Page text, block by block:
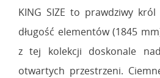
KING SIZE to prawdziwy
długość elementów (1845
z tej kolekcji doskonale
otwartych przestrzeni.